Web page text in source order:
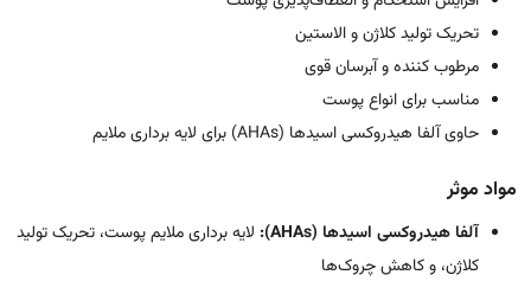
تحریک تولید کلاژن و الاستین
مرطوب کننده و آبرسان قوی
مناسب برای انواع پوست
حاوی آلفا هیدروکسی اسیدها (AHAs) برای لایه برداری ملایم
مواد موثر
آلفا هیدروکسی اسیدها (AHAs):
لایه برداری ملایم پوست، تحریک تولید
کلاژن، و کاهش چروک‌ها